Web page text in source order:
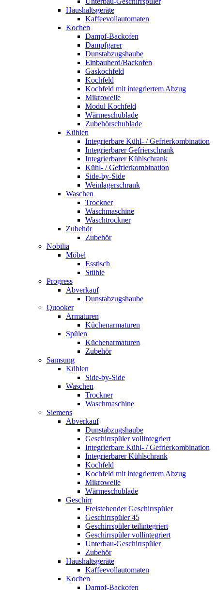
Haushaltsgeräte
Kaffeevollautomaten
Kochen
Dampf-Backofen
Dampfgarer
Dunstabzugshaube
Einbauherd/Backofen
Gaskochfeld
Kochfeld
Kochfeld mit integriertem Abzug
Mikrowelle
Modul Kochfeld
Wärmeschublade
Zubehörschublade
Kühlen
Integrierbare Kühl- / Gefrierkombination
Integrierbarer Gefrierschrank
Integrierbarer Kühlschrank
Kühl- / Gefrierkombination
Side-by-Side
Weinlagerschrank
Waschen
Trockner
Waschmaschine
Waschtrockner
Zubehör
Zubehör
Nobilia
Möbel
Esstisch
Stühle
Progress
Abverkauf
Dunstabzugshaube
Quooker
Armaturen
Küchenarmaturen
Spülen
Küchenarmaturen
Zubehör
Samsung
Kühlen
Side-by-Side
Waschen
Trockner
Waschmaschine
Siemens
Abverkauf
Dunstabzugshaube
Geschirrspüler vollintegriert
Integrierbare Kühl- / Gefrierkombination
Integrierbarer Kühlschrank
Kochfeld
Kochfeld mit integriertem Abzug
Mikrowelle
Wärmeschublade
Geschirr
Freistehender Geschirrspüler
Geschirrspüler 45
Geschirrspüler teilintegriert
Geschirrspüler vollintegriert
Unterbau-Geschirrspüler
Zubehör
Haushaltsgeräte
Kaffeevollautomaten
Kochen
Dampf-Backofen